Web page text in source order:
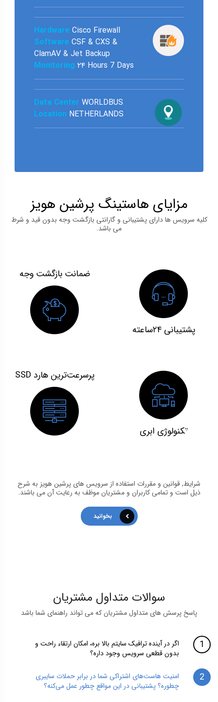
Hardware Cisco Firewall
Software CSF & CXS &
ClamAV & Jet Backup
Monitoring ۲۴ Hours 7 Days
Data Center WORLDBUS
Location NETHERLANDS
مزایای هاستینگ پرشین هویز
کلیه سرویس ها دارای پشتیبانی و گارانتی بازگشت وجه بدون قید و شرط
می باشد.
ضمانت بازگشت وجه
پشتیبانی ۲۴ساعته
پرسرعت‌ترین هارد SSD
تکنولوژی ابری
شرایط, قوانین و مقررات استفاده از سرویس های پرشین هویز به شرح
ذیل است و تمامی کاربران و مشتریان موظف به رعایت آن می باشند.
بخوانید
سوالات متداول مشتریان
پاسخ پرسش های متداول مشتریان که می تواند راهنمای شما باشد
اگر در آینده ترافیک سایتم بالا بره، امکان ارتقاء راحت و
بدون قطعی سرویس وجود داره؟
امنیت هاست‌های اشتراکی شما در برابر حملات سایبری
چطوره؟ پشتیبانی در این مواقع چطور عمل می‌کنه؟